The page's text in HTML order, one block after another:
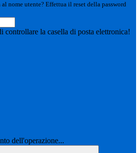
nome utente? Effettua il reset della password
controllare la casella di posta elettronica!
dell'operazione...